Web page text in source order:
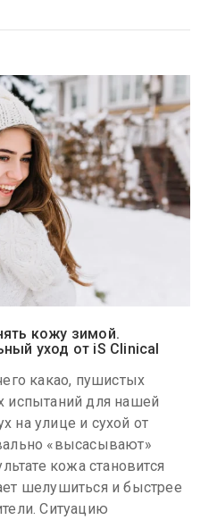
кожу зимой.
уход от iS Clinical
какао, пушистых
испытаний для нашей
на улице и сухой от
«высасывают»
кожа становится
шелушиться и быстрее
Ситуацию